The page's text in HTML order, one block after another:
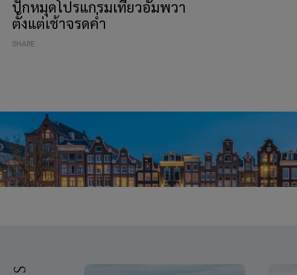
ปักหมุดโปรแกรมเที่ยวอัมพวา
ตั้งแต่เช้าจรดค่ำ
SHARE